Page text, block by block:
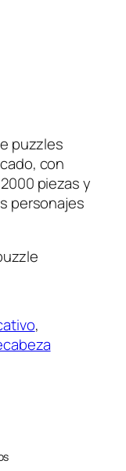
puzzles
con
piezas y
personajes